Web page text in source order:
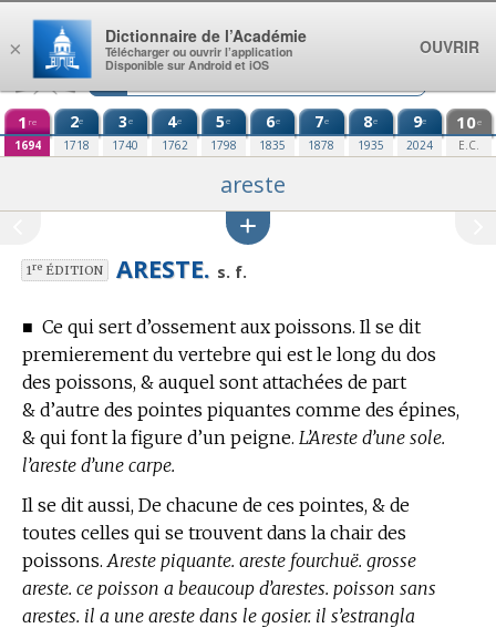
Aller au contenu
1 re
1694
2e
1718
3e
1740
4e
1762
5e
1798
6e
1835
7e
1878
8e
1935
9e
2024
10e
E.C.
areste
1reÉDITION ARESTE. s. f.
■ Ce qui sert d’ossement aux poissons. Il se dit
premierement du vertebre qui est le long du dos
des poissons, & auquel sont attachées de part
& d’autre des pointes piquantes comme des épines,
& qui font la figure d’un peigne. L’Areste d’une sole.
l’areste d’une carpe.
Il se dit aussi, De chacune de ces pointes, & de
toutes celles qui se trouvent dans la chair des
poissons. Areste piquante. areste fourchuë. grosse
areste. ce poisson a beaucoup d’arestes. poisson sans
arestes. il a une areste dans le gosier. il s’estrangla
×
Dictionnaire de l’Académie
Télécharger ou ouvrir l’application
Disponible sur Android et iOS
OUVRIR